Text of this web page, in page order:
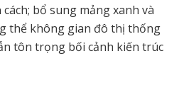
bổ sung mảng xanh và
thể không gian đô thị thống
tôn trọng bối cảnh kiến trúc